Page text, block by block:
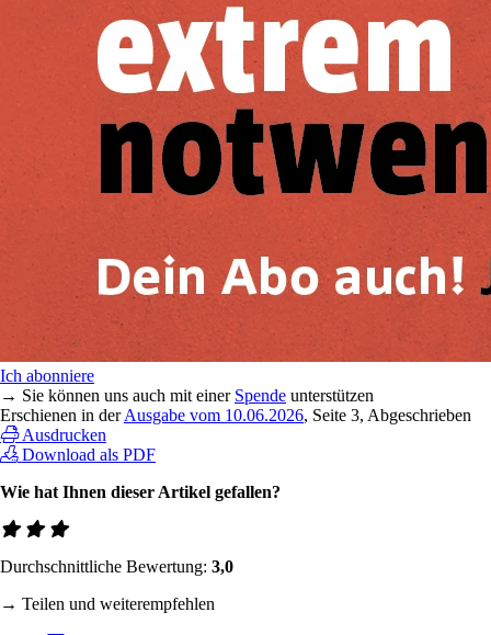
Ich abonniere
→ Sie können uns auch mit einer Spende unterstützen
Erschienen in derAusgabe vom 10.06.2026, Seite 3, Abgeschrieben
Ausdrucken
Download als PDF
Wie hat Ihnen dieser Artikel gefallen?
Durchschnittliche Bewertung: 3,0
→ Teilen und weiterempfehlen